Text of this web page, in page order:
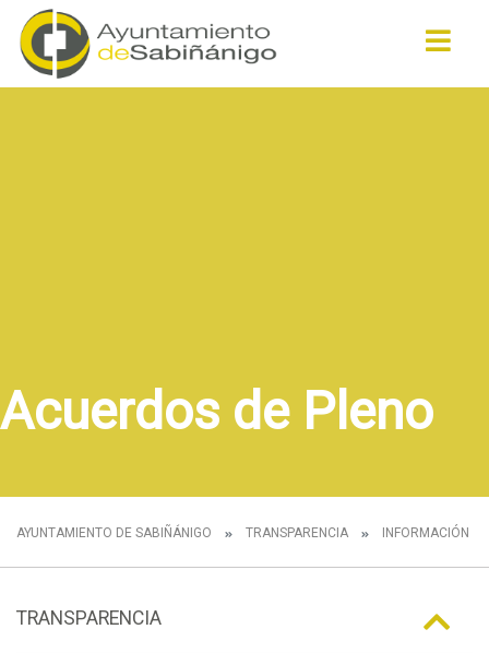
Acuerdos de Pleno
AYUNTAMIENTO DE SABIÑÁNIGO TRANSPARENCIA INFORMACIÓN
TRANSPARENCIA